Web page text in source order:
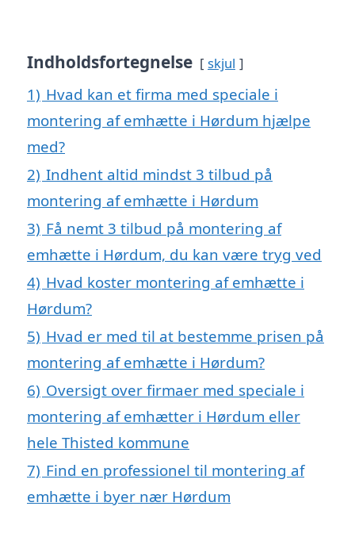
Indholdsfortegnelse skjul
1) Hvad kan et firma med speciale i
montering af emhætte i Hørdum hjælpe
med?
2) Indhent altid mindst 3 tilbud på
montering af emhætte i Hørdum
3) Få nemt 3 tilbud på montering af
emhætte i Hørdum, du kan være tryg ved
4) Hvad koster montering af emhætte i
Hørdum?
5) Hvad er med til at bestemme prisen på
montering af emhætte i Hørdum?
6) Oversigt over firmaer med speciale i
montering af emhætter i Hørdum eller
hele Thisted kommune
7) Find en professionel til montering af
emhætte i byer nær Hørdum